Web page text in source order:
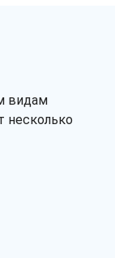
видам
несколько